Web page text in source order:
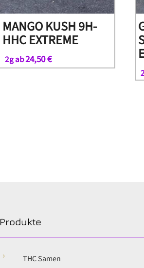
MANGO KUSH 9H-
HHC EXTREME
2g ab24,50€
Produkte
5 THC Samen